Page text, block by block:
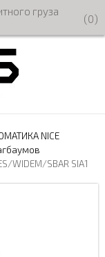
груза
(0)
NICE
WIDEM/SBAR SIA1